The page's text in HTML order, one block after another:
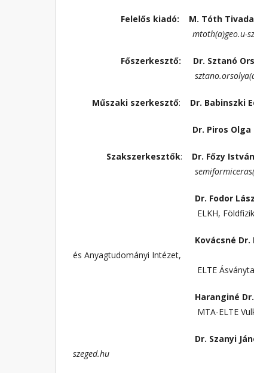
Felelős kiadó: M. Tóth
mtoth(a)geo.u-
Főszerkesztő: Dr. Sztanó
Műszaki szerkesztő: Dr. Babinszki
Dr. Piros Olga
Szakszerkesztők: Dr. Főzy István
Dr. Fodor
ELKH, Földfizikai és
Kovácsné Dr.
és Anyagtudományi Intézet,
ELTE Ásványtani
Haranginé Dr.
MTA-ELTE Vulkanológiai
Dr. Szanyi
szeged.hu